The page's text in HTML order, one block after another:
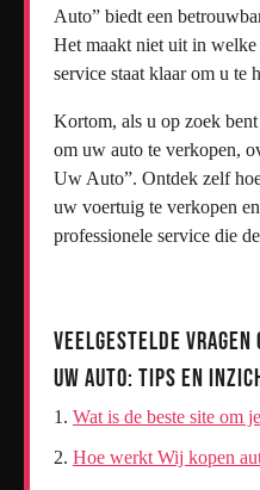
Auto” biedt een
Het maakt niet uit in welke
service staat klaar om u te
Kortom, als u op zoek
om uw auto te verkopen,
Uw Auto”. Ontdek zelf
uw voertuig te verkopen
professionele service die
Veelgestelde Vragen
Uw Auto: Tips en
Wat is de beste site om
Hoe werkt Wij kopen